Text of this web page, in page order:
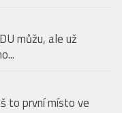
můžu, ale už
to první místo ve